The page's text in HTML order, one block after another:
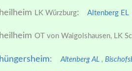
heilheim LK Würzburg: Altenberg EL
heilheim OT von Waigolshausen, LK
hüngersheim: Altenberg AL ,